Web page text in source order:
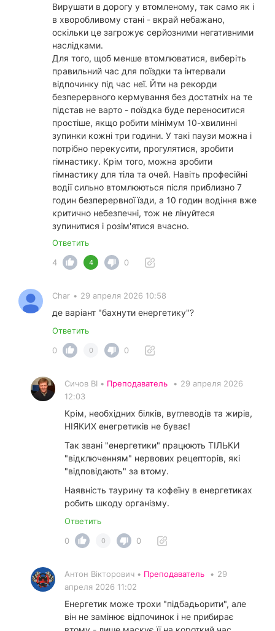
Вирушати в дорогу у втомленому, так само як і
в хворобливому стані - вкрай небажано,
оскільки це загрожує серйозними негативними
наслідками.
Для того, щоб менше втомлюватися, виберіть
правильний час для поїздки та інтервали
відпочинку під час неї. Йти на рекорди
безперервного кермування без достатніх на те
підстав не варто - поїздка буде переноситися
простіше, якщо робити мінімум 10-хвилинні
зупинки кожні три години. У такі паузи можна і
потрібно перекусити, прогулятися, зробити
гімнастику. Крім того, можна зробити
гімнастику для тіла та очей. Навіть професійні
водії сильно втомлюються після приблизно 7
годин безперервної їзди, а 10 годин водіння вже
критично небезпечні, тож не лінуйтеся
зупинитися і розім'ятися вчасно.
Ответить
4
4 0
Char • 29 апреля 2026 10:58
де варіант "бахнути енергетику"?
Ответить
0
0 0
Сичов ВІ • Преподаватель • 29 апреля 2026
12:03
Крім, необхідних білків, вуглеводів та жирів,
НІЯКИХ енегретиків не буває!
Так звані "енергетики" працюють ТІЛЬКИ
"відключенням" нервових рецепторів, які
"відповідають" за втому.
Наявність таурину та кофеїну в енергетиках
робить шкоду організму.
Ответить
0
0 0
Антон Вікторович • Преподаватель • 29
апреля 2026 11:02
Енергетик може трохи "підбадьорити", але
він не замінює відпочинок і не прибирає